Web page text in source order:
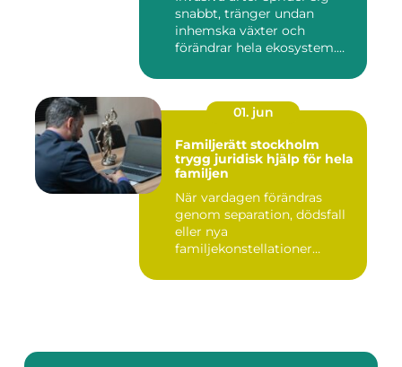
snabbt, tränger undan
inhemska växter och
förändrar hela ekosystem.
01. jun
Familjerätt stockholm
trygg juridisk hjälp för hela
familjen
När vardagen förändras
genom separation, dödsfall
eller nya
familjekonstellationer